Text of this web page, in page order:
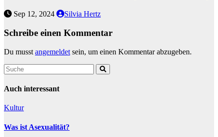
Sep 12, 2024 Silvia Hertz
Schreibe einen Kommentar
Du musst angemeldet sein, um einen Kommentar abzugeben.
Auch interessant
Kultur
Was ist Asexualität?